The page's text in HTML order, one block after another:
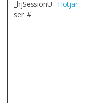
_hjSessionU
ser_#
Hotjar